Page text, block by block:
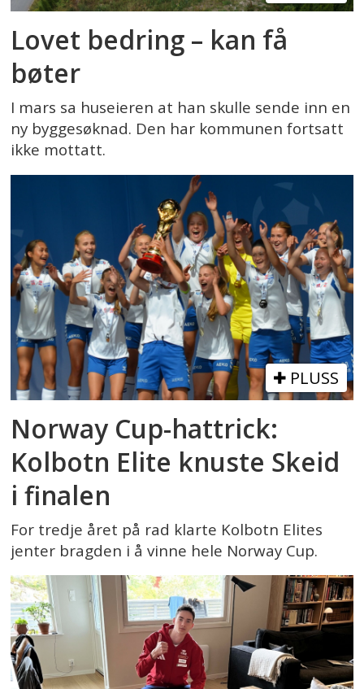
Lovet bedring – kan få
bøter
I mars sa huseieren at han skulle sende inn en
ny byggesøknad. Den har kommunen fortsatt
ikke mottatt.
PLUSS
Norway Cup-hattrick:
Kolbotn Elite knuste Skeid
i finalen
For tredje året på rad klarte Kolbotn Elites
jenter bragden i å vinne hele Norway Cup.